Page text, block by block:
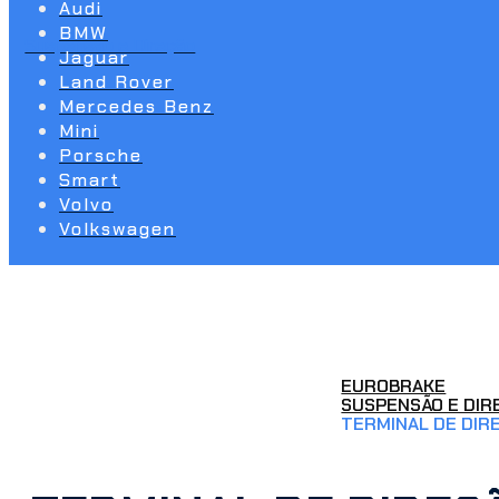
Suspensão e Direção
Audi
BMW
Jaguar
Land Rover
Mercedes Benz
Mini
Porsche
Smart
Volvo
Volkswagen
EUROBRAKE
SUSPENSÃO E
TERMINAL DE